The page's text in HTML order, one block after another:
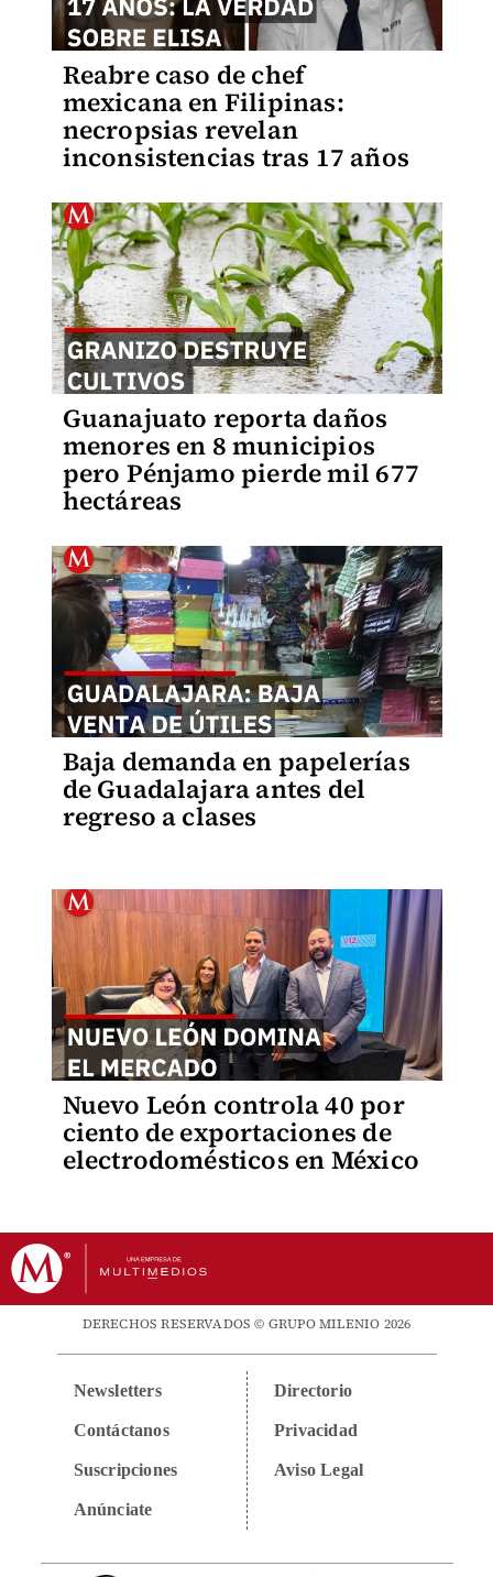
Reabre caso de chef
mexicana en Filipinas:
necropsias revelan
inconsistencias tras 17 años
Guanajuato reporta daños
menores en 8 municipios
pero Pénjamo pierde mil 677
hectáreas
Baja demanda en papelerías
de Guadalajara antes del
regreso a clases
Nuevo León controla 40 por
ciento de exportaciones de
electrodomésticos en México
DERECHOS RESERVADOS © GRUPO MILENIO 2026
Newsletters
Contáctanos
Suscripciones
Anúnciate
Directorio
Privacidad
Aviso Legal